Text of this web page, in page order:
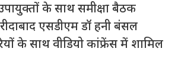
के साथ समीक्षा बैठक
एसडीएम डॉ हनी बंसल
के साथ वीडियो कांफ्रेंस में शामिल